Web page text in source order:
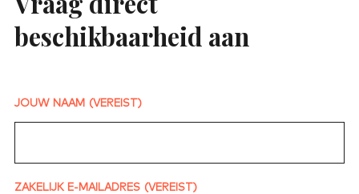
beschikbaarheid aan
JOUW NAAM (VEREIST)
ZAKELIJK E-MAILADRES (VEREIST)